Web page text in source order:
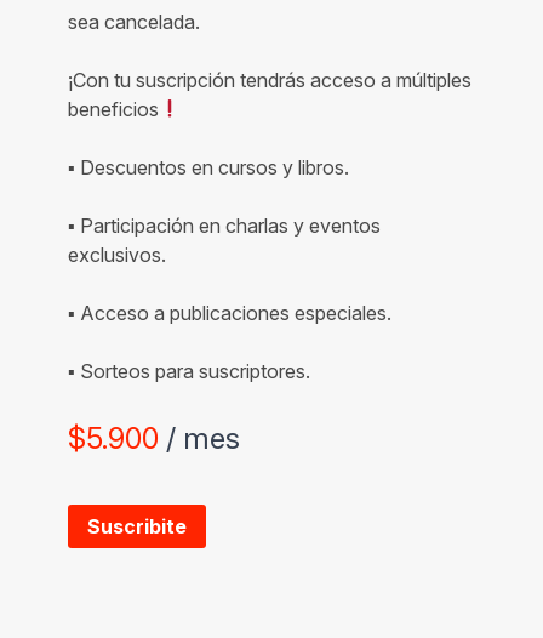
sea cancelada.
¡Con tu suscripción tendrás acceso a múltiples
beneficios
▪ Descuentos en cursos y libros.
▪ Participación en charlas y eventos
exclusivos.
▪ Acceso a publicaciones especiales.
▪ Sorteos para suscriptores.
$5.900 / mes
Suscribite